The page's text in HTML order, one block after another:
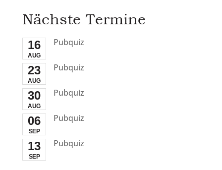
Nächste Termine
16
AUG
Pubquiz
23
AUG
Pubquiz
30
AUG
Pubquiz
06
SEP
Pubquiz
13
SEP
Pubquiz